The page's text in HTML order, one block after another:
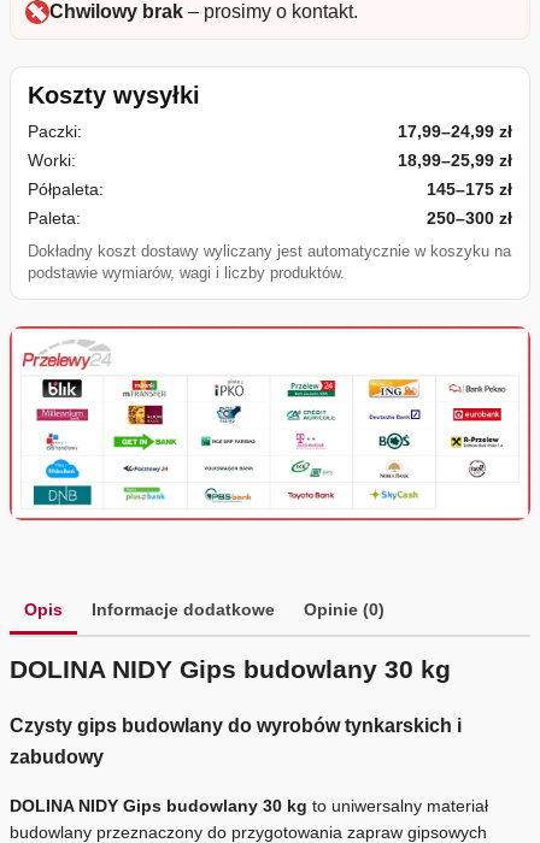
Chwilowy brak – prosimy o kontakt.
Koszty wysyłki
Paczki:
17,99–24,99 zł
Worki:
18,99–25,99 zł
Półpaleta:
145–175 zł
Paleta:
250–300 zł
Dokładny koszt dostawy wyliczany jest automatycznie w koszyku na
podstawie wymiarów, wagi i liczby produktów.
Opis Informacje dodatkowe Opinie (0)
DOLINA NIDY Gips budowlany 30 kg
Czysty gips budowlany do wyrobów tynkarskich i
zabudowy
DOLINA NIDY Gips budowlany 30 kg to uniwersalny materiał
budowlany przeznaczony do przygotowania zapraw gipsowych